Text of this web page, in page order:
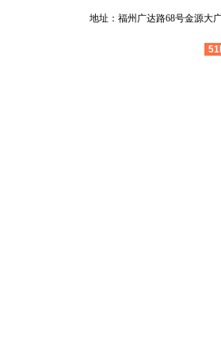
地址：福州广达路68号金源大